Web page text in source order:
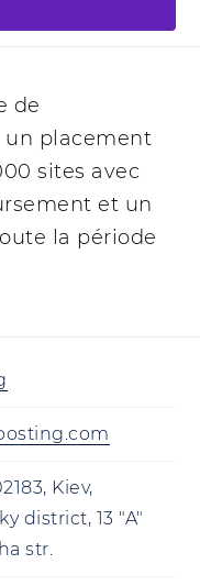
de
placement
sites avec
et un
la période
Kiev,
district, 13 "A"
str.